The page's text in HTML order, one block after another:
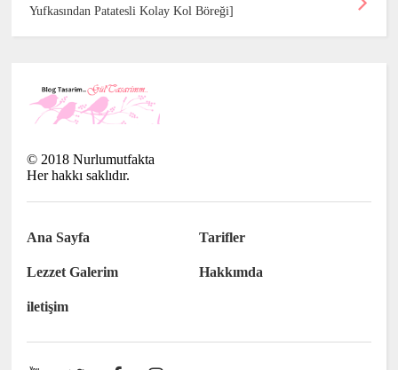
Yufkasından Patatesli Kolay Kol Böreği]
© 2018 Nurlumutfakta
Her hakkı saklıdır.
Ana Sayfa Tarifler
Lezzet Galerim Hakkımda
iletişim